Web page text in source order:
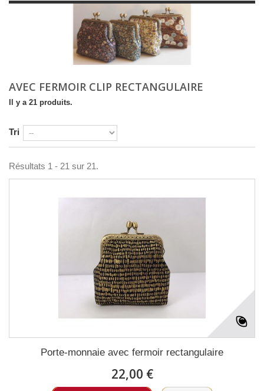
AVEC FERMOIR CLIP RECTANGULAIRE
Il y a 21 produits.
Tri
Résultats 1 - 21 sur 21.
Porte-monnaie avec fermoir rectangulaire
22,00 €